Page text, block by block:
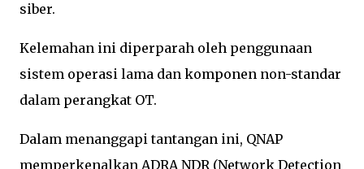
siber.
Kelemahan ini diperparah oleh penggunaan
sistem operasi lama dan komponen non-standar
dalam perangkat OT.
Dalam menanggapi tantangan ini, QNAP
memperkenalkan ADRA NDR (Network Detection